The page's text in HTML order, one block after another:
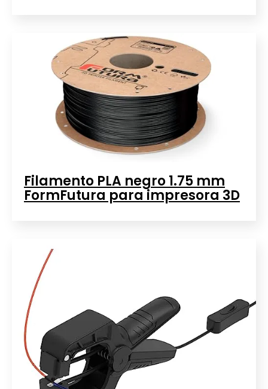
Filamento PLA negro 1.75 mm
FormFutura para impresora 3D